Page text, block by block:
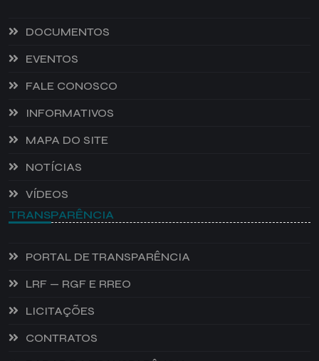
DOCUMENTOS
EVENTOS
FALE CONOSCO
INFORMATIVOS
MAPA DO SITE
NOTÍCIAS
VÍDEOS
TRANSPARÊNCIA
PORTAL DE TRANSPARÊNCIA
LRF — RGF E RREO
LICITAÇÕES
CONTRATOS